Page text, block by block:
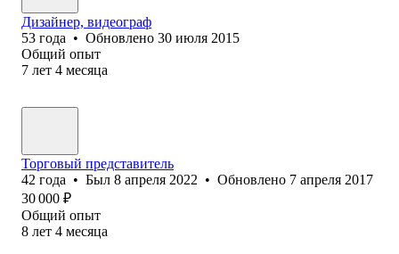
Дизайнер, видеограф
53 года • Обновлено 30 июля 2015
Общий опыт
7 лет 4 месяца
Торговый представитель
42 года • Был 8 апреля 2022 • Обновлено 7 апреля 2017
30 000 ₽
Общий опыт
8 лет 4 месяца